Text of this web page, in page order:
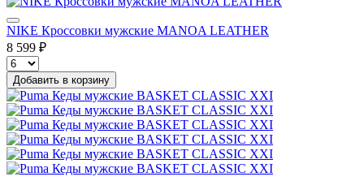
NIKE Кроссовки мужские MANOA LEATHER
8 599 ₽
Добавить в корзину